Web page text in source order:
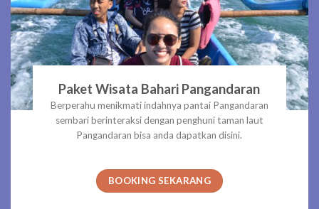
Paket Wisata Bahari Pangandaran
Berperahu menikmati indahnya pantai Pangandaran
sembari berinteraksi dengan penghuni taman laut
Pangandaran bisa anda dapatkan disini.
BOOKING SEKARANG